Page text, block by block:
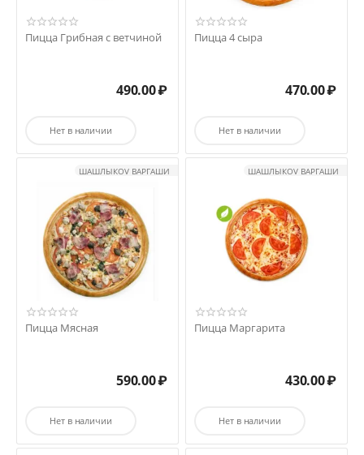
Пицца Грибная с ветчиной
490.00₽
Нет в наличии
Пицца 4 сыра
470.00₽
Нет в наличии
ШАШЛЫКOV ВАРГАШИ
Пицца Мясная
590.00₽
Нет в наличии
ШАШЛЫКOV ВАРГАШИ
Пицца Маргарита
430.00₽
Нет в наличии